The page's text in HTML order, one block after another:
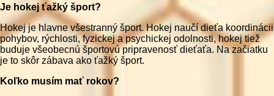
Je hokej ťažký šport?
Hokej je hlavne všestranný šport. Hokej naučí dieťa koordinácii
pohybov, rýchlosti, fyzickej a psychickej odolnosti, hokej tiež
buduje všeobecnú športovú pripravenosť dieťaťa. Na začiatku
je to skôr zábava ako ťažký šport.
Koľko musím mať rokov?